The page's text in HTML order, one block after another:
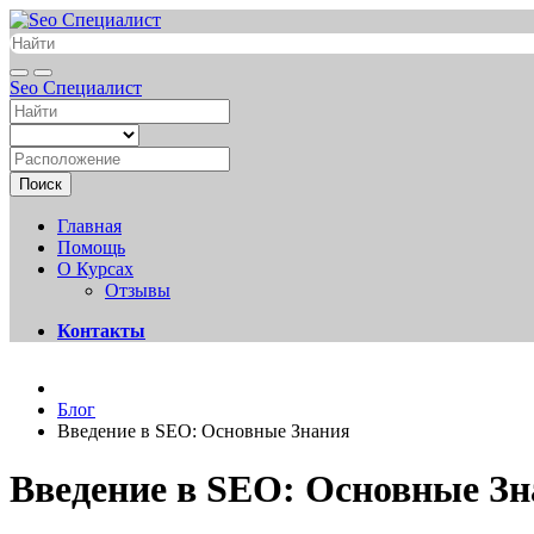
Seo Специалист
Поиск
Главная
Помощь
О Курсах
Отзывы
Контакты
Блог
Введение в SEO: Основные Знания
Введение в SEO: Основные